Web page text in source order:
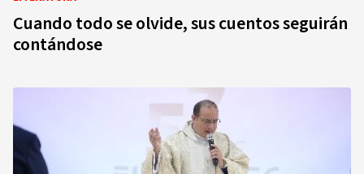
Cuando todo se olvide, sus cuentos seguirán
contándose